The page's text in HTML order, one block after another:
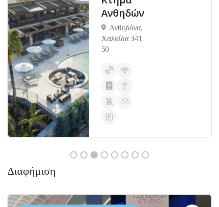
Ανθηδών
Ανθηδόνα,
Χαλκίδα 341
50
Διαφήμιση